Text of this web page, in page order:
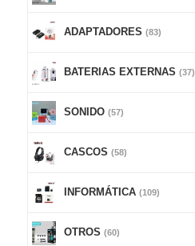
ADAPTADORES (83)
BATERIAS EXTERNAS (37)
SONIDO (57)
CASCOS (58)
INFORMÁTICA (109)
OTROS (60)